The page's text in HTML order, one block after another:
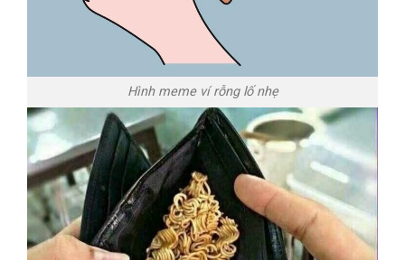
Hình meme ví rỗng lố nhẹ